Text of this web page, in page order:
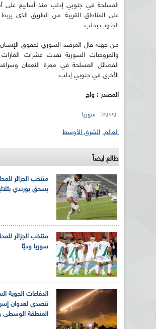
المسلحة في جنوبي إدلب منذ أسابيع على
على المناطق القريبة من الطريق الذي
الجنوب بحلب.
من جهته قال المرصد السوري لحقوق الإنسان
والمروحيات السورية نفذت عشرات
الفصائل المسلحة في معرة النعمان
الأخرى في جنوبي إدلب.
المصدر : واج
وسوم: سوريا
العالم, الشرق الأوسط
طالع ايضاً
منتخب الجزائر
يسحق بورندي
منتخب الجزائر
سوريا وديًا
الدفاعات الجوية
تتصدى لعدوان
المنطقة الوسطى